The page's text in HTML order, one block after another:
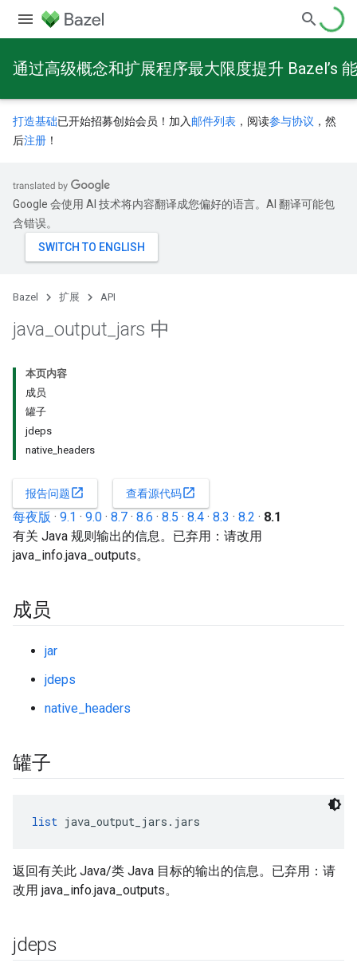
通过高级概念和扩展程序最大限度提升 Bazel’s
打造基础已开始招募创始会员！加入 邮件列表 ，阅读参与协议 ，然
后注册 ！
Google 会使用 AI 技术将内容翻译成您偏好的语言。AI 翻译可能包
含错误。
Bazel 扩展 API
java output jars 中
本页内容
成员
罐子
jdeps
native_headers
报告问题open_in_new 查看源代码open_in_new
每夜版 · 9.1 · 9.0 · 8.7 · 8.6 · 8.5 · 8.4 · 8.3 · 8.2 · 8.1
有关 Java 规则输出的信息。已弃用：请改用
java_info.java_outputs。
成员
jar
jdeps
native_headers
罐子
list java_output_jars.jars
返回有关此 Java/类 Java 目标的输出的信息。已弃用：请
改用 java_info.java_outputs。
jdeps